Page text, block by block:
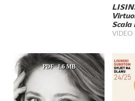
Scala
VIDEO
PDF 1.6 MB